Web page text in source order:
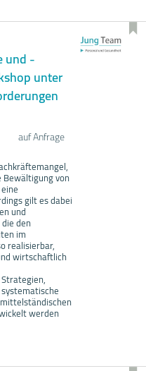
und -
unter
auf Anfrage
von
gilt es dabei
und
den
im
realisierbar,
wirtschaftlich
werden